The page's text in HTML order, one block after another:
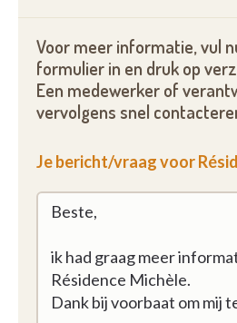
Voor meer informatie, vul
formulier in en druk op
Een medewerker of
vervolgens snel
Je bericht/vraag voor